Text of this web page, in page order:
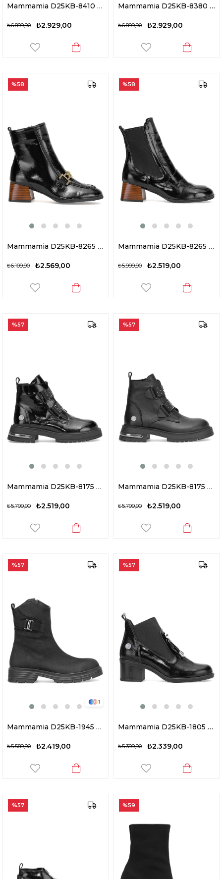
Mammamia D25KB-8410 Kadın Hakiki Nubuk Deri Topuklu Bot Kahverengi
₺2.929,00
₺6.899,90
Mammamia D25KB-8380 Kadın Hakiki Nubuk Deri Topuklu Bot Siyah
₺2.929,00
₺6.899,90
Mammamia D25KB-8265 Kadın Hakiki Rugan Deri Topuklu Bot Siyah
₺2.569,00
₺6.109,90
%58
Mammamia D25KB-8265 Kadın Hakiki Rugan Deri Topuklu Bot Siyah
₺2.519,00
₺5.999,90
%58
Mammamia D25KB-8175 Kadın Hakiki Rugan Deri Topuklu Bot Siyah
₺2.519,00
₺5.799,90
%57
Mammamia D25KB-8175 Kadın Hakiki Deri Topuklu Bot Siyah
₺2.519,00
₺5.799,90
%57
1
Mammamia D25KB-1945 Kadın Hakiki Nubuk Deri Topuklu Bot Siyah
₺2.419,00
₺5.589,90
%57
Mammamia D25KB-1805 Kadın Hakiki Rugan Deri Topuklu Bot Siyah
₺2.339,00
₺5.399,90
%57
%57 %59